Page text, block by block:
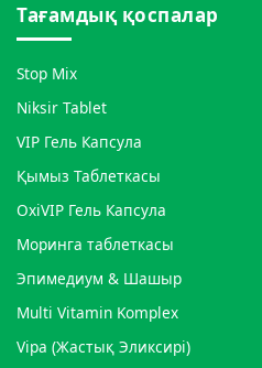
Тағамдық қоспалар
Stop Mix
Niksir Tablet
VIP Гель Капсула
Қымыз Таблеткасы
OxiVIP Гель Капсула
Моринга таблеткасы
Эпимедиум & Шашыр
Multi Vitamin Komplex
Vipa (Жастық Эликсирі)